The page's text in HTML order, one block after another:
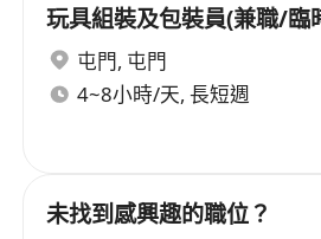
玩具組裝及包裝員(兼職/臨
屯門, 屯門
4~8小時/天, 長短週
未找到感興趣的職位？